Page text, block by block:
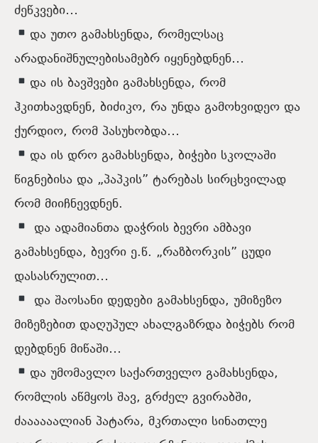
ძეწკვები…
და უთო გამახსენდა, რომელსაც
არადანიშნულებისამებრ იყენებდნენ…
და ის ბავშვები გამახსენდა, რომ
ჰკითხავდნენ, ბიძიკო, რა უნდა გამოხვიდეო და
ქურდიო, რომ პასუხობდა…
და ის დრო გამახსენდა, ბიჭები სკოლაში
წიგნებისა და „პაპკის” ტარებას სირცხვილად
რომ მიიჩნევდნენ.
და ადამიანთა დაჭრის ბევრი ამბავი
გამახსენდა, ბევრი ე.წ. „რაზბორკის” ცუდი
დასასრულით…
და შაოსანი დედები გამახსენდა, უმიზეზო
მიზეზებით დაღუპულ ახალგაზრდა ბიჭებს რომ
დებდნენ მიწაში…
და უმომავლო საქართველო გამახსენდა,
რომლის აწმყოს შავ, გრძელ გვირაბში,
ძაააააალიან პატარა, მკრთალი სინათლე